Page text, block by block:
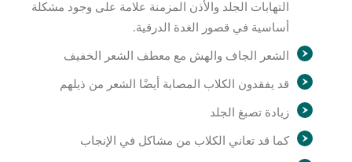
التهابات الجلد والأذن المزمنة علامة على وجود مشكلة
أساسية في قصور الغدة الدرقية.
الشعر الجاف والهش مع معطف الشعر الخفيف
قد يفقدون الكلاب المصابة أيضًا الشعر من ذيلهم
زيادة تصبغ الجلد
كما قد تعاني الكلاب من مشاكل في الإنجاب